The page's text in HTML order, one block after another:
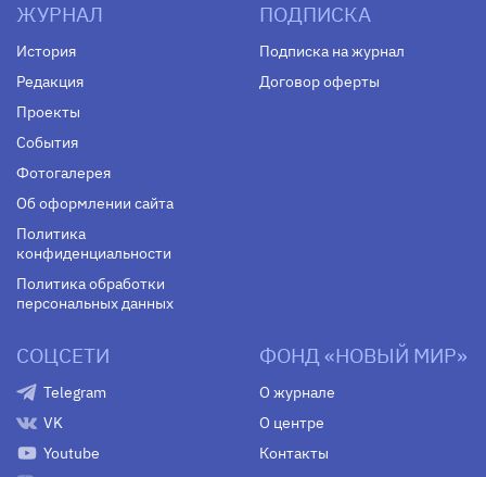
ЖУРНАЛ
История
Редакция
Проекты
События
Фотогалерея
Об оформлении сайта
Политика
конфиденциальности
Политика обработки
персональных данных
ПОДПИСКА
Подписка на журнал
Договор оферты
СОЦСЕТИ
Telegram
VK
Youtube
ФОНД «НОВЫЙ МИР»
О журнале
О центре
Контакты